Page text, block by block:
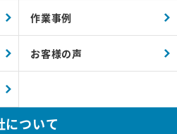
作業事例
お客様の声
について